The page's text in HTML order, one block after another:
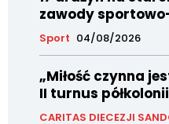
zawody
Sport 04/08/2026
„Miłość czynna
II turnus
CARITAS DIECEZJI